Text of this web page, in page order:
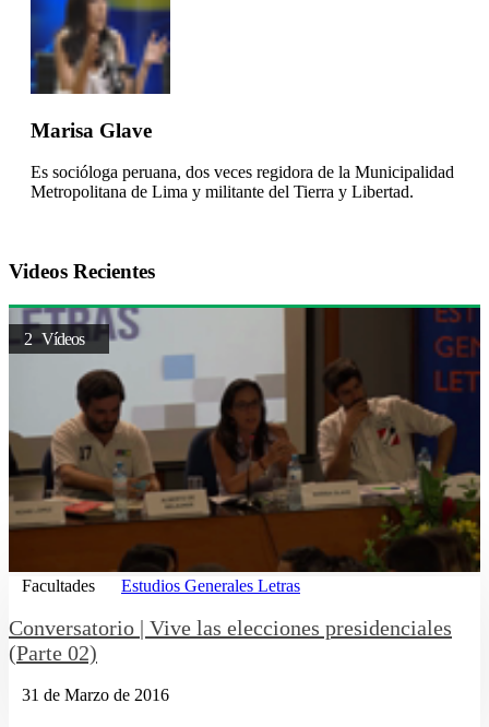
Marisa Glave
Es socióloga peruana, dos veces regidora de la Municipalidad
Metropolitana de Lima y militante del Tierra y Libertad.
Videos Recientes
2 Vídeos
Facultades Estudios Generales Letras
Conversatorio | Vive las elecciones presidenciales
(Parte 02)
31 de Marzo de 2016